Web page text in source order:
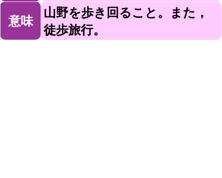
意味
山野を歩き回ること。また，
徒歩旅行。